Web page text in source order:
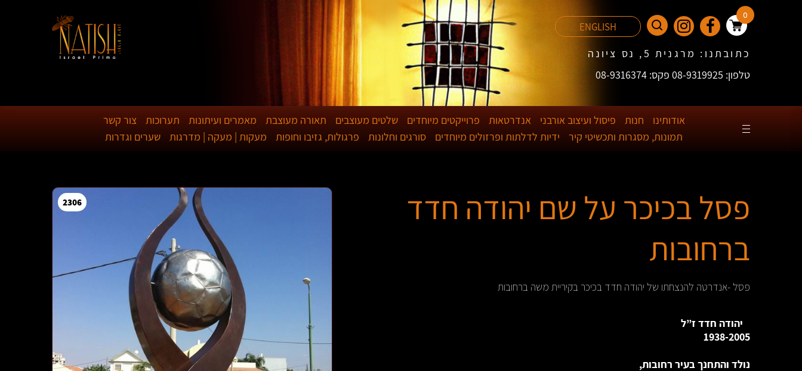
0
ENGLISH
כתובתנו: מרגנית 5, נס ציונה
טלפון: 08-9319925 פקס: 08-9316374
אודותינו חנות פיסול ועיצוב אורבני אנדרטאות פרוייקטים מיוחדים שלטים מעוצבים תאורה מעוצבת מאמרים ועיתונות תערוכות
צור קשר
תמונות, מסגרות ותכשיטי קיר
ידיות לדלתות ופרזולים מיוחדים סורגים וחלונות פרגולות, גזיבו וחופות מעקות | מעקה | מדרגות שערים וגדרות
פסל בכיכר על שם יהודה חדד
ברחובות
פסל -אנדרטה להנצחתו של יהודה חדד בכיכר בקיריית משה ברחובות
יהודה חדד ז”ל
1938-2005
נולד והתחנך בעיר רחובות,
2306
2307
2308
2309
2310
2311
2312
2313
2422
2423
2424
2421